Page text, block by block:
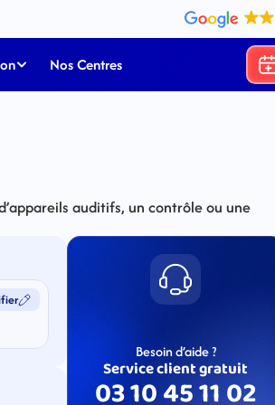
Nos Centres
auditifs, un contrôle ou une
Besoin d’aide ?
Service client gratuit
03 10 45 11 02